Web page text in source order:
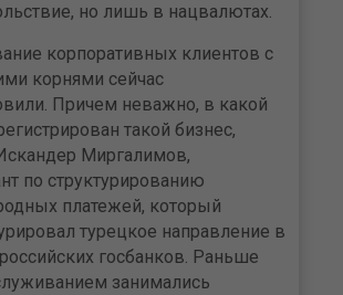
но лишь в нацвалютах.
корпоративных клиентов с
корнями сейчас
Причем неважно, в какой
такой бизнес,
Миргалимов,
по структурированию
платежей, который
турецкое направление в
госбанков. Раньше
занимались